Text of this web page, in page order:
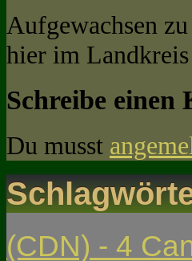
Aufgewachsen
hier im
Schreibe einen
Du musst
(CDN) - 4